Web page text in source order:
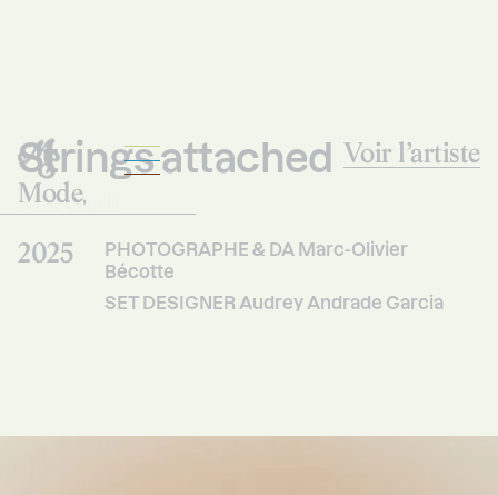
Mercredi
Strings attached Voir l’artiste
Mode,
2025
PHOTOGRAPHE & DA Marc-Olivier
Bécotte
SET DESIGNER Audrey Andrade Garcia